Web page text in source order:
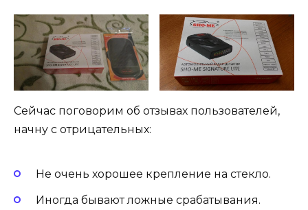
Сейчас поговорим об отзывах пользователей,
начну с отрицательных:
Не очень хорошее крепление на стекло.
Иногда бывают ложные срабатывания.